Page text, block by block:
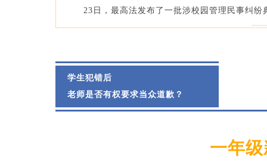
23日，最高法发布了一批涉校园管理民事纠纷
学生犯错后
老师是否有权要求当众道歉？
一年